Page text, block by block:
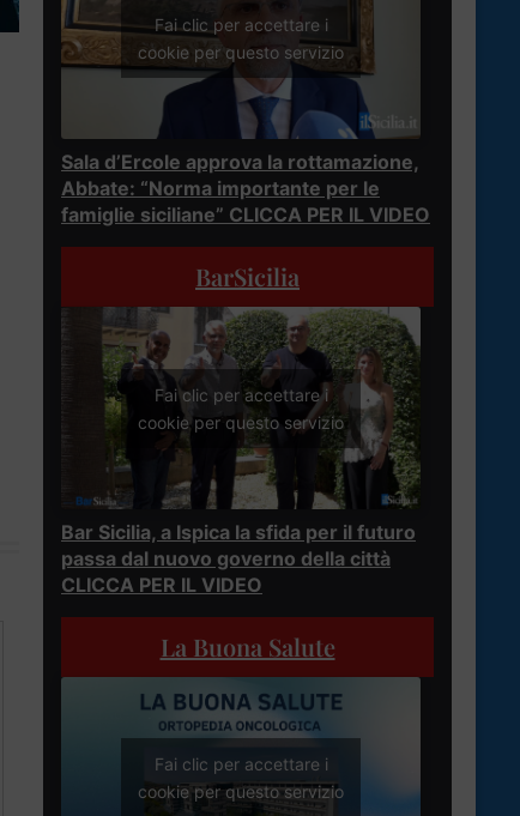
Fai clic per accettare i
cookie per questo servizio
Sala d’Ercole approva la rottamazione,
Abbate: “Norma importante per le
famiglie siciliane” CLICCA PER IL VIDEO
BarSicilia
Fai clic per accettare i
cookie per questo servizio
Bar Sicilia, a Ispica la sfida per il futuro
passa dal nuovo governo della città
CLICCA PER IL VIDEO
La Buona Salute
Fai clic per accettare i
cookie per questo servizio